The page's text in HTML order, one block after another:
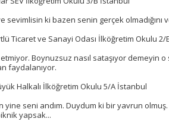
sevimlisin ki bazen senin gerçek
Ticaret ve Sanayi Odası İlköğretim Okulu 2/
Boynuzsuz nasıl sataşıyor demeyin
faydalanıyor.
Halkalı İlköğretim Okulu 5/A İstanbul
seni andım. Duydum ki bir yavrun
yapsak...